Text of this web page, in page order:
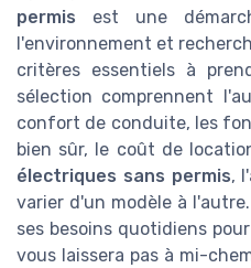
permis est une
l'environnement et
critères essentiels à
sélection comprennent
confort de conduite, les
bien sûr, le coût de
électriques sans permis,
varier d'un modèle à
ses besoins quotidiens
vous laissera pas à mi-